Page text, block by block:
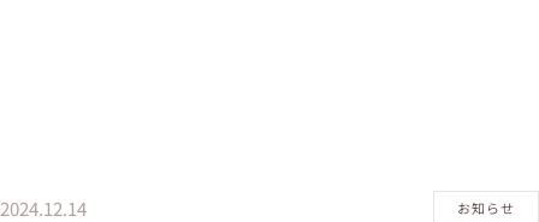
2024.12.14 お知らせ